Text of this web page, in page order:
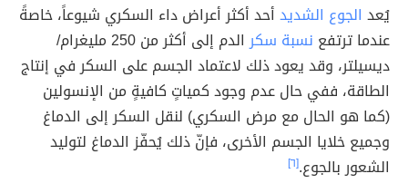
يُعد الجوع الشديدأحد أكثر أعراض داء السكري شيوعاً، خاصةً
عندما ترتفع نسبة سكر
الدم إلى أكثر من 250 مليغرام/
ديسيلتر، وقد يعود ذلك لاعتماد الجسم على السكر في إنتاج
الطاقة، ففي حال عدم وجود كمياتٍ كافيةٍ من الإنسولين
(كما هو الحال مع مرض السكري) لنقل السكر إلى الدماغ
وجميع خلايا الجسم الأخرى، فإنّ ذلك يُحفّز الدماغ لتوليد
الشعور بالجوع.[٦]